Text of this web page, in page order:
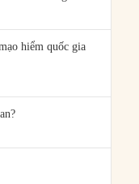
hiểm quốc gia